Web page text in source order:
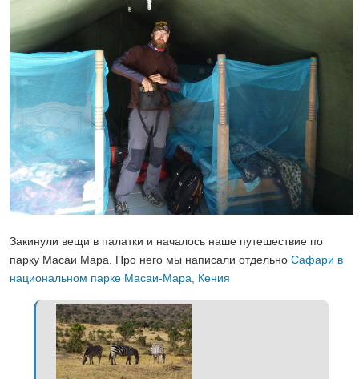
Закинули вещи в палатки и началось наше путешествие по
парку Масаи Мара. Про него мы написали отдельно Сафари в
национальном парке Масаи-Мара, Кения